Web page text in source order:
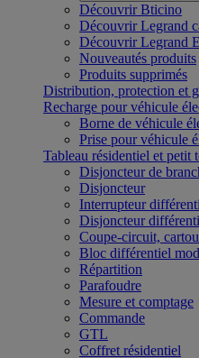
Découvrir Bticino
Découvrir Legrand
Découvrir Legrand
Nouveautés produits
Produits supprimés
Distribution, protection et
Recharge pour véhicule
Borne de véhicule
Prise pour véhicule
Tableau résidentiel et petit
Disjoncteur de
Disjoncteur
Interrupteur
Disjoncteur
Coupe-circuit,
Bloc différentiel
Répartition
Parafoudre
Mesure et comptage
Commande
GTL
Coffret résidentiel